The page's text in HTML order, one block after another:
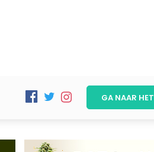
GA NAAR HET